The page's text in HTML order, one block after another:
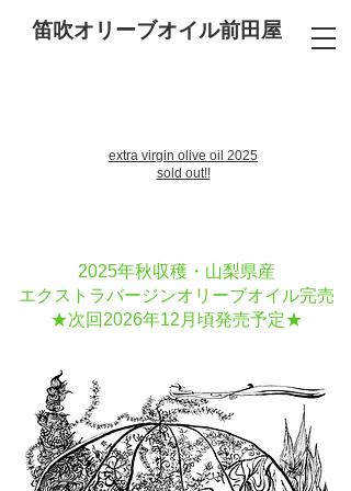
笛吹オリーブオイル前田屋
extra virgin olive oil 2025
sold out!!
電話での問い合わせ
2025年秋収穫・山梨県産
エクストラバージンオリーブオイル完売
​★次回2026年12月頃発売予定★